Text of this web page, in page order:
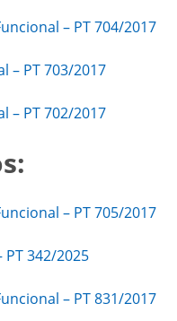
– PT 704/2017
– PT 703/2017
– PT 702/2017
– PT 705/2017
PT 342/2025
– PT 831/2017